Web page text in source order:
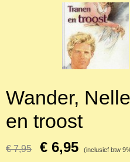
Wander,
en troost
€ 7,95 € 6,95 (inclusief btw